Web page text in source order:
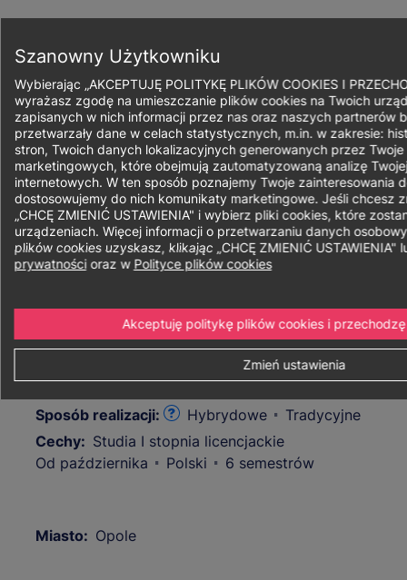
treści
Ścieżka
nawigacyjna
Kierunek:Media i komunikacja w biznesie
Strategie digital
marketingu
Stacjonarne
Sposób realizacji: Hybrydowe
Tradycyjne
Cechy: Studia I stopnia licencjackie
Od października
Polski 6 semestrów
Miasto: Opole
Szanowny Użytkowniku
Wybierając „AKCEPTUJĘ POLITYKĘ PLIKÓW COOKIES I
wyrażasz zgodę na umieszczanie plików cookies na Twoich
zapisanych w nich informacji przez nas oraz naszych partnerów
przetwarzały dane w celach statystycznych, m.in. w zakresie:
stron, Twoich danych lokalizacyjnych generowanych przez
marketingowych, które obejmują zautomatyzowaną analizę
internetowych. W ten sposób poznajemy Twoje zainteresowania
dostosowujemy do nich komunikaty marketingowe. Jeśli chcesz
„CHCĘ ZMIENIĆ USTAWIENIA" i wybierz pliki cookies, które
urządzeniach. Więcej informacji o przetwarzaniu danych
plików cookies uzyskasz, klikając „CHCĘ ZMIENIĆ USTAWIENIA"
prywatnościoraz w Polityce plików cookies
Zmień ustawienia
Akceptuję politykę plików cookies i